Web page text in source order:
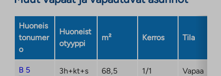
Huoneis
tonumer
o
Huoneist
otyyppi
m² Kerros Tila
B 5 3h+kt+s 68,5 1/1 Vapaa